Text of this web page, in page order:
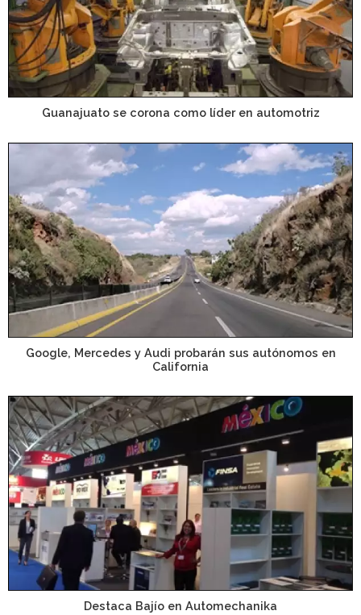
Guanajuato se corona como líder en automotriz
Google, Mercedes y Audi probarán sus autónomos en
California
Destaca Bajío en Automechanika